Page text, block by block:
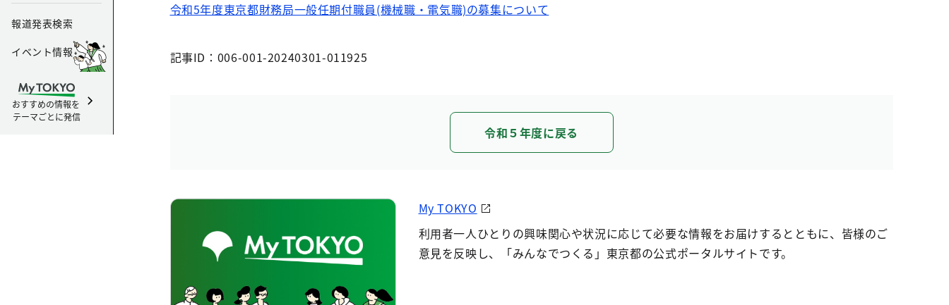
報道発表検索
イベント情報
おすすめの情報を
テーマごとに発信
令和5年度東京都財務局一般任期付職員(機械職・電気職)の募集について
記事ID：006-001-20240301-011925
令和５年度に戻る
My TOKYO
利用者一人ひとりの興味関心や状況に応じて必要な情報をお届けするとともに、皆様のご
意見を反映し、「みんなでつくる」東京都の公式ポータルサイトです。